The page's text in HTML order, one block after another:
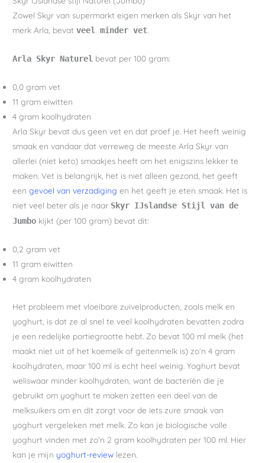
Zowel Skyr van supermarkt eigen merken als Skyr van het
merk Arla, bevatveel minder vet.
Arla Skyr Naturel bevat per 100 gram:
0,0 gram vet
11 gram eiwitten
4 gram koolhydraten
Arla Skyr bevat dus geen vet en dat proef je. Het heeft weinig
smaak en vandaar dat verreweg de meeste Arla Skyr van
allerlei (niet keto) smaakjes heeft om het enigszins lekker te
maken. Vet is belangrijk, het is niet alleen gezond, het geeft
eengevoel van verzadiging en het geeft je eten smaak. Het is
niet veel beter als je naar Skyr IJslandse Stijl van de
Jumbo kijkt (per 100 gram) bevat dit:
0,2 gram vet
11 gram eiwitten
4 gram koolhydraten
Het probleem met vloeibare zuivelproducten, zoals melk en
yoghurt, is dat ze al snel te veel koolhydraten bevatten zodra
je een redelijke portiegrootte hebt. Zo bevat 100 ml melk (het
maakt niet uit of het koemelk of geitenmelk is) zo’n 4 gram
koolhydraten, maar 100 ml is echt heel weinig. Yoghurt bevat
weliswaar minder koolhydraten, want de bacteriën die je
gebruikt om yoghurt te maken zetten een deel van de
melksuikers om en dit zorgt voor de iets zure smaak van
yoghurt vergeleken met melk. Zo kan je biologische volle
yoghurt vinden met zo’n 2 gram koolhydraten per 100 ml. Hier
kan je mijn yoghurt-review lezen.